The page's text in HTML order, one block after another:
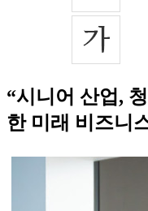
“시니어 산업,
한 미래 비즈니